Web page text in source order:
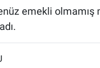
emekli olmamış